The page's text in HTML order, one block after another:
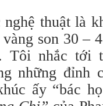
thuật là
son 30 –
Tôi nhắc tới
những đỉnh
ấy “bác